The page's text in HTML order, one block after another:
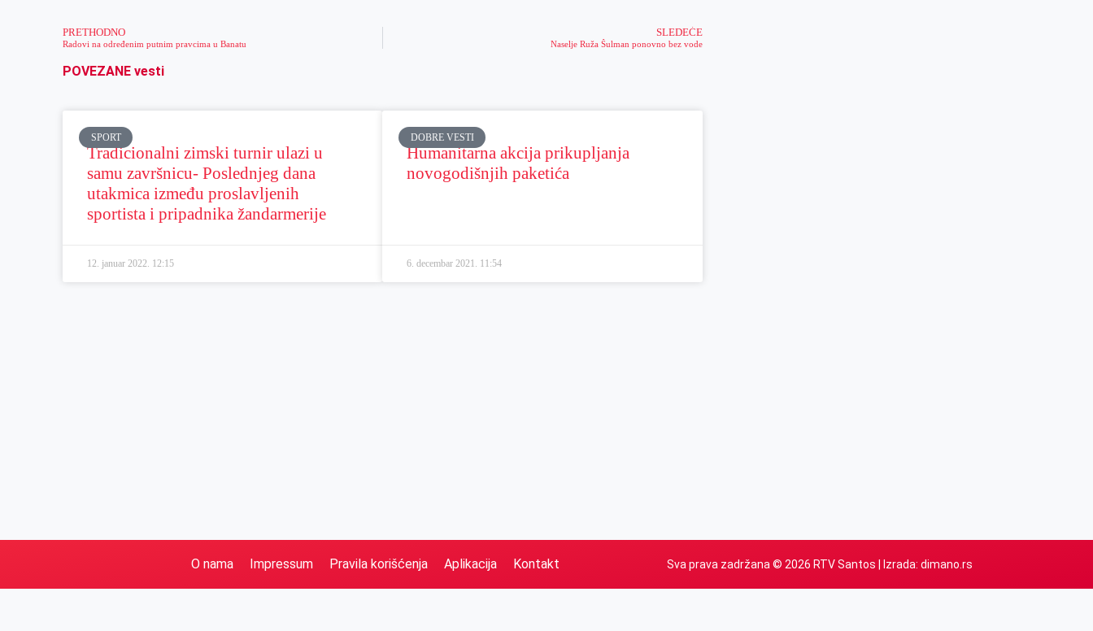
PRETHODNO
Radovi na određenim putnim pravcima u Banatu
SLEDEĆE
Naselje Ruža Šulman ponovno bez vode
POVEZANE vesti
SPORT
Tradicionalni zimski turnir ulazi u
samu završnicu- Poslednjeg dana
utakmica između proslavljenih
sportista i pripadnika žandarmerije
12. januar 2022. 12:15
DOBRE VESTI
Humanitarna akcija prikupljanja
novogodišnjih paketića
6. decembar 2021. 11:54
O nama Impressum Pravila korišćenja Aplikacija Kontakt Sva prava zadržana © 2026 RTV Santos | Izrada: dimano.rs